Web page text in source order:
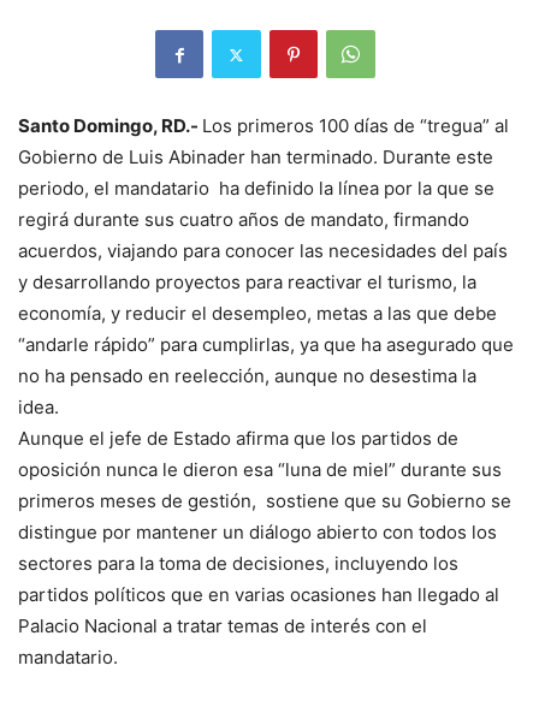
Santo Domingo, RD.- Los primeros 100 días de “tregua” al
Gobierno de Luis Abinader han terminado. Durante este
periodo, el mandatario ha definido la línea por la que se
regirá durante sus cuatro años de mandato, firmando
acuerdos, viajando para conocer las necesidades del país
y desarrollando proyectos para reactivar el turismo, la
economía, y reducir el desempleo, metas a las que debe
“andarle rápido” para cumplirlas, ya que ha asegurado que
no ha pensado en reelección, aunque no desestima la
idea.
Aunque el jefe de Estado afirma que los partidos de
oposición nunca le dieron esa “luna de miel” durante sus
primeros meses de gestión, sostiene que su Gobierno se
distingue por mantener un diálogo abierto con todos los
sectores para la toma de decisiones, incluyendo los
partidos políticos que en varias ocasiones han llegado al
Palacio Nacional a tratar temas de interés con el
mandatario.